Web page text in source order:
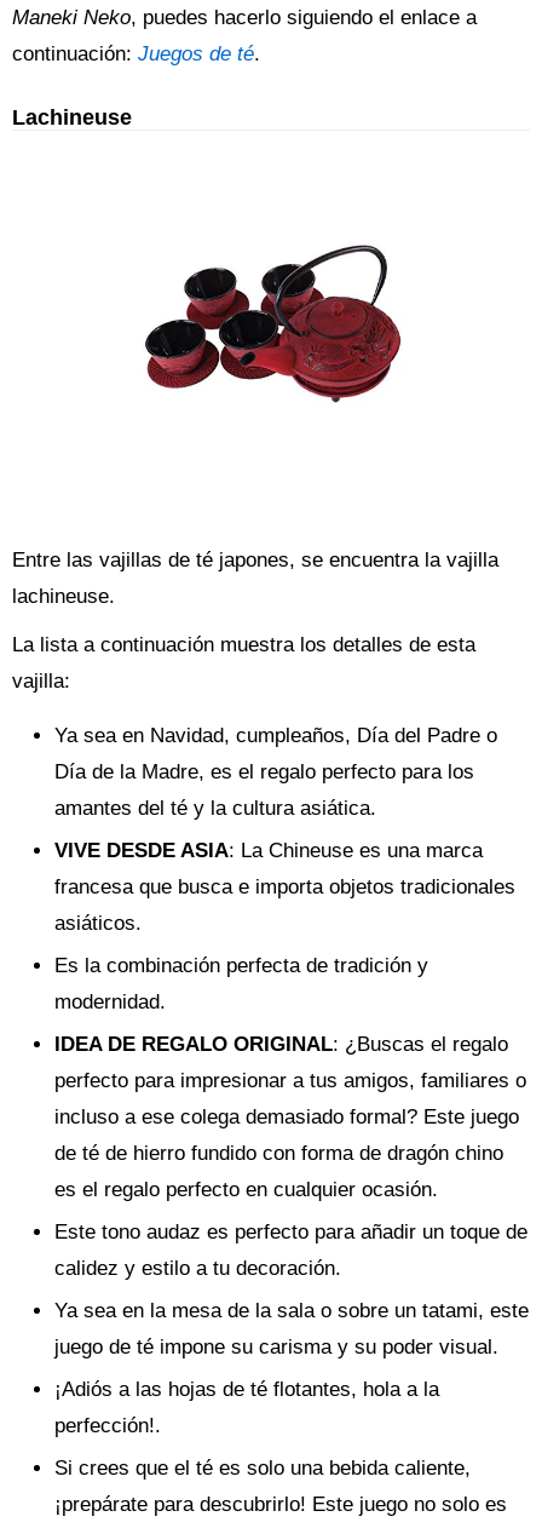
Maneki Neko, puedes hacerlo siguiendo el enlace a
continuación: Juegos de té.
Lachineuse
Entre las vajillas de té japones, se encuentra la vajilla
lachineuse.
La lista a continuación muestra los detalles de esta
vajilla:
Ya sea en Navidad, cumpleaños, Día del Padre o
Día de la Madre, es el regalo perfecto para los
amantes del té y la cultura asiática.
VIVE DESDE ASIA: La Chineuse es una marca
francesa que busca e importa objetos tradicionales
asiáticos.
Es la combinación perfecta de tradición y
modernidad.
IDEA DE REGALO ORIGINAL: ¿Buscas el regalo
perfecto para impresionar a tus amigos, familiares o
incluso a ese colega demasiado formal? Este juego
de té de hierro fundido con forma de dragón chino
es el regalo perfecto en cualquier ocasión.
Este tono audaz es perfecto para añadir un toque de
calidez y estilo a tu decoración.
Ya sea en la mesa de la sala o sobre un tatami, este
juego de té impone su carisma y su poder visual.
¡Adiós a las hojas de té flotantes, hola a la
perfección!.
Si crees que el té es solo una bebida caliente,
¡prepárate para descubrirlo! Este juego no solo es